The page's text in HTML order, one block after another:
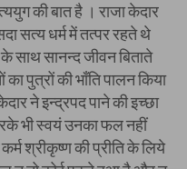
की बात है । राजा केदार
सत्य धर्म में तत्पर रहते थे
साथ सानन्द जीवन बिताते
पुत्रों की भाँति पालन किया
ने इन्द्रपद पाने की इच्छा
भी स्वयं उनका फल नहीं
श्रीकृष्ण की प्रीति के लिये